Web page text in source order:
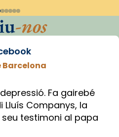
-nos
Fa gairebé
Lluís Companys, la
testimoni al papa